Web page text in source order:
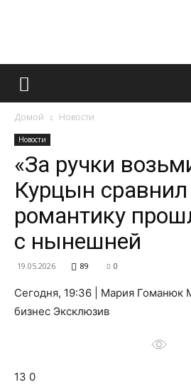
Домой Новости
Новости
«За ручки
Курцын
романтику
с нынешней
19.05.2026 89 0
Сегодня, 19:36 | Мария
бизнес Эксклюзив
13 0